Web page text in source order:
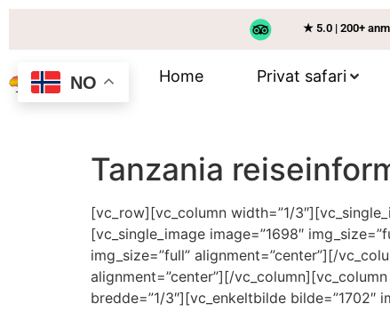
★ 5.0 | 200+
Home Privat safari
Tanzania
[vc_row][vc_column width=”1/
[vc_single_image image=”1698″
img_size=”full” alignment=”center”][/
alignment=”center”][/
bredde=”1/3″][vc_enkeltbilde
NO